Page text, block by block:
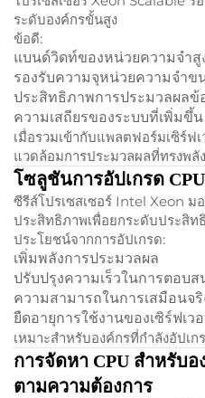
ระดับองค์กรขั้นสูง
ข้อดี:
แบนด์วิดท์ของหน่วยความจำสู
รองรับความจุหน่วยความจำข
ประสิทธิภาพการประมวลผล
ความเสถียรของระบบที่เพิ่มขึ้น
เมื่อรวมเข้ากับแพลตฟอร์มเซิร์ฟ
แวดล้อมการประมวลผลที่ทรงพลัง
โซลูชันการอัปเกรด
ซีรีส์โปรเซสเซอร์ Intel Xeon ม
ประสิทธิภาพเพื่อยกระดับประสิท
ประโยชน์จากการอัปเกรด:
เพิ่มพลังการประมวลผล
ปรับปรุงความเร็วในการตอบ
ความสามารถในการเสมือนจ
ยืดอายุการใช้งานของเซิร์ฟเว
เหมาะสำหรับองค์กรที่กำลังอัปเ
การจัดหา CPU สำหรับ
ตามความต้องการ